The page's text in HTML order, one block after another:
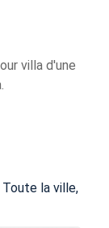
villa d'une
la ville,